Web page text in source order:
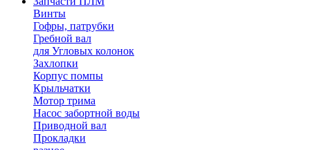
Винты
Гофры, патрубки
Гребной вал
для Угловых колонок
Захлопки
Корпус помпы
Крыльчатки
Мотор трима
Насос забортной воды
Приводной вал
Прокладки